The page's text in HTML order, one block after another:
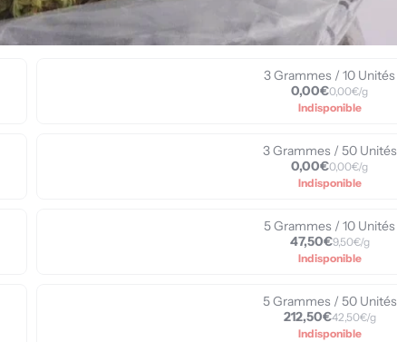
3 Grammes / 10 Unités
0,00€0,00€/g
Indisponible
3 Grammes / 50 Unités
0,00€0,00€/g
Indisponible
5 Grammes / 10 Unités
47,50€9,50€/g
Indisponible
5 Grammes / 50 Unités
212,50€42,50€/g
Indisponible